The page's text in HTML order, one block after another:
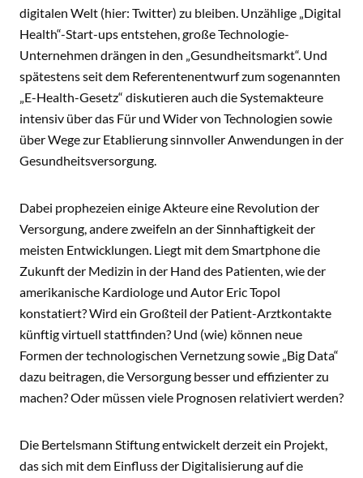
digitalen Welt (hier: Twitter) zu bleiben. Unzählige „Digital
Health“-Start-ups entstehen, große Technologie-
Unternehmen drängen in den „Gesundheitsmarkt“. Und
spätestens seit dem Referentenentwurf zum sogenannten
„E-Health-Gesetz“ diskutieren auch die Systemakteure
intensiv über das Für und Wider von Technologien sowie
über Wege zur Etablierung sinnvoller Anwendungen in der
Gesundheitsversorgung.
Dabei prophezeien einige Akteure eine Revolution der
Versorgung, andere zweifeln an der Sinnhaftigkeit der
meisten Entwicklungen. Liegt mit dem Smartphone die
Zukunft der Medizin in der Hand des Patienten, wie der
amerikanische Kardiologe und Autor Eric Topol
konstatiert? Wird ein Großteil der Patient-Arztkontakte
künftig virtuell stattfinden? Und (wie) können neue
Formen der technologischen Vernetzung sowie „Big Data“
dazu beitragen, die Versorgung besser und effizienter zu
machen? Oder müssen viele Prognosen relativiert werden?
Die Bertelsmann Stiftung entwickelt derzeit ein Projekt,
das sich mit dem Einfluss der Digitalisierung auf die